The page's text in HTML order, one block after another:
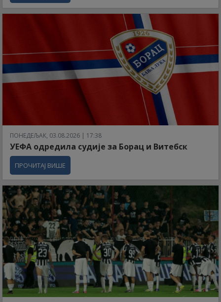
ПОНЕДЕЉАК, 03.08.2026 | 17:38
УЕФА одредила судије за Борац и Витебск
ПРОЧИТАЈ ВИШЕ